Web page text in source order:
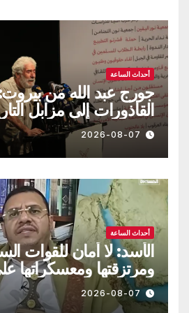
أحداث الساعة
جورج عبد الله من
القاذورات إلى مزابل
2026-08-07
أحداث الساعة
الأسد: لا أمان للقوات
ومرتزقتها ومعسكراتها
اليمنية
2026-08-07